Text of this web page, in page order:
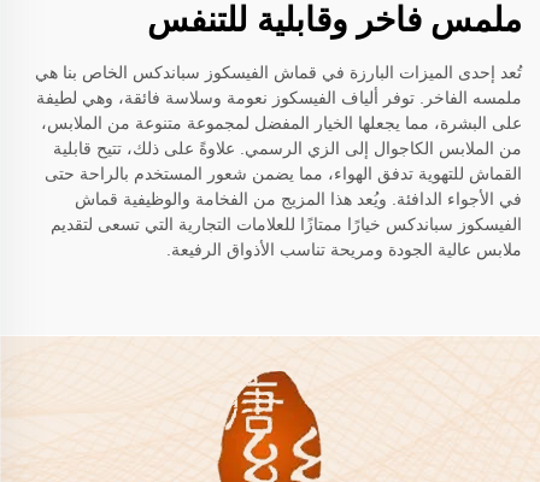
ملمس فاخر وقابلية للتنفس
تُعد إحدى الميزات البارزة في قماش الفيسكوز سباندكس الخاص بنا هي
ملمسه الفاخر. توفر ألياف الفيسكوز نعومة وسلاسة فائقة، وهي لطيفة
على البشرة، مما يجعلها الخيار المفضل لمجموعة متنوعة من الملابس،
من الملابس الكاجوال إلى الزي الرسمي. علاوةً على ذلك، تتيح قابلية
القماش للتهوية تدفق الهواء، مما يضمن شعور المستخدم بالراحة حتى
في الأجواء الدافئة. ويُعد هذا المزيج من الفخامة والوظيفية قماش
الفيسكوز سباندكس خيارًا ممتازًا للعلامات التجارية التي تسعى لتقديم
ملابس عالية الجودة ومريحة تناسب الأذواق الرفيعة.